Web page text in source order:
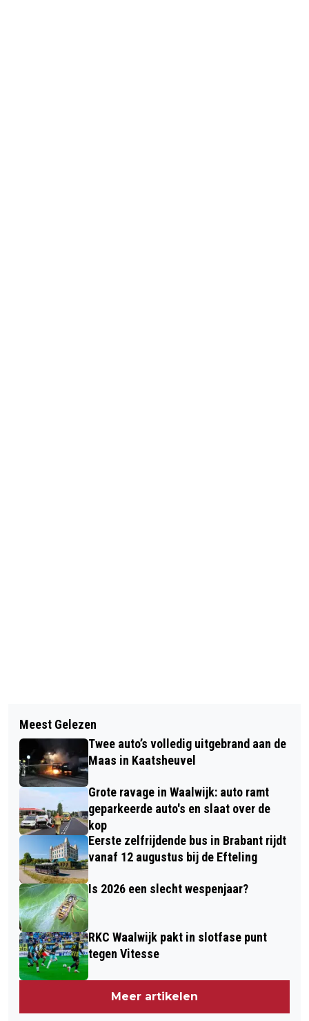
JO17 VAN BLAUW-WIT’81 2E OP
INTERNATIONAAL TOERNOOI!
TREKKERTREK KAATSHEUVEL CO2-
NEUTRAAL
Meest Gelezen
Twee auto’s volledig uitgebrand aan de
Maas in Kaatsheuvel
Grote ravage in Waalwijk: auto ramt
geparkeerde auto's en slaat over de
kop
Eerste zelfrijdende bus in Brabant rijdt
vanaf 12 augustus bij de Efteling
Is 2026 een slecht wespenjaar?
RKC Waalwijk pakt in slotfase punt
tegen Vitesse
Meer artikelen